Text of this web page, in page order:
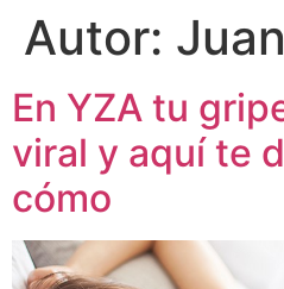
Autor:
En YZA tu
viral y aquí te
cómo